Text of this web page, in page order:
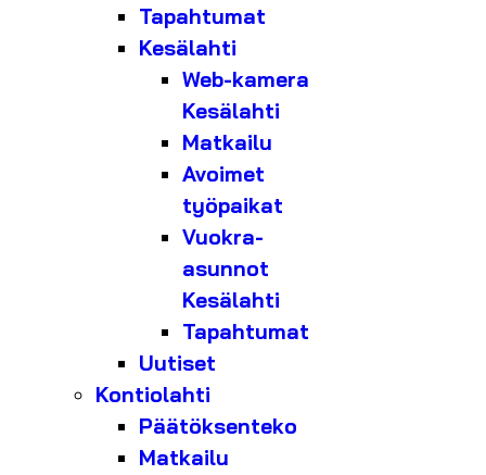
Tapahtumat
Kesälahti
Web-kamera
Kesälahti
Matkailu
Avoimet
työpaikat
Vuokra-
asunnot
Kesälahti
Tapahtumat
Uutiset
Kontiolahti
Päätöksenteko
Matkailu